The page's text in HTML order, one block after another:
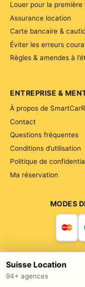
Suisse Location
94+ agences
Louer pour la première
Assurance location
Carte bancaire &
Éviter les erreurs
Règles & amendes à
ENTREPRISE &
À propos de
Contact
Questions fréquentes
Conditions d’utilisation
Politique de
Ma réservation
MODES
© 2026